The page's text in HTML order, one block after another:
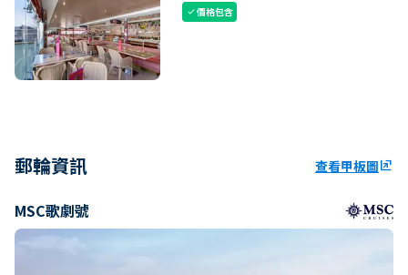
check價格包含
郵輪資訊 查看甲板圖ungroup
MSC歌劇號